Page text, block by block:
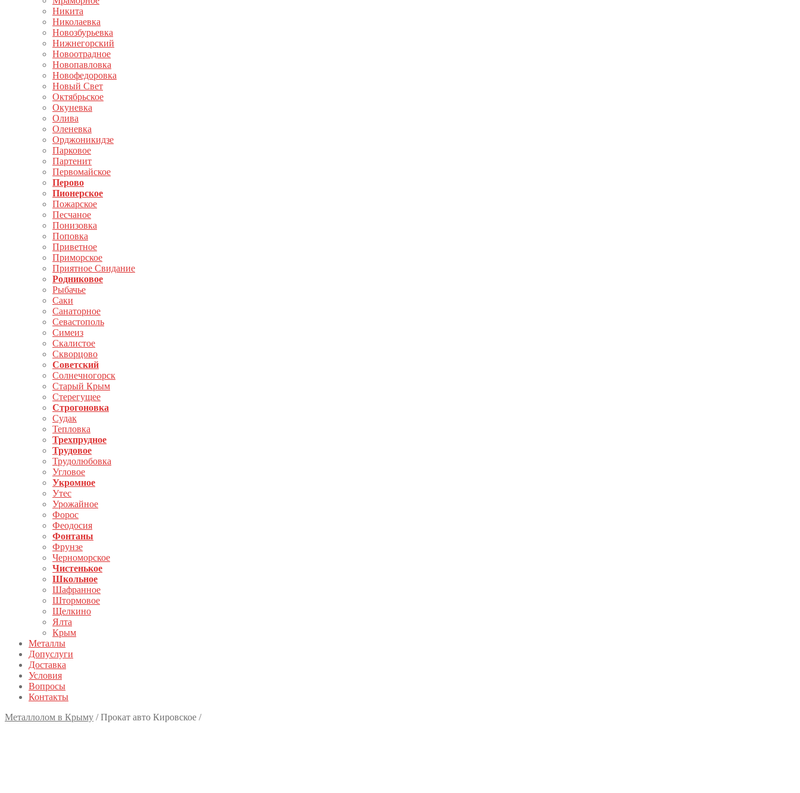
Никита
Николаевка
Новозбурьевка
Нижнегорский
Новоотрадное
Новопавловка
Новофедоровка
Новый Свет
Октябрьское
Окуневка
Олива
Оленевка
Орджоникидзе
Парковое
Партенит
Первомайское
Перово
Пионерское
Пожарское
Песчаное
Понизовка
Поповка
Приветное
Приморское
Приятное Свидание
Родниковое
Рыбачье
Саки
Санаторное
Севастополь
Симеиз
Скалистое
Скворцово
Советский
Солнечногорск
Старый Крым
Стерегущее
Строгоновка
Судак
Тепловка
Трехпрудное
Трудовое
Трудолюбовка
Угловое
Укромное
Утес
Урожайное
Форос
Феодосия
Фонтаны
Фрунзе
Черноморское
Чистенькое
Школьное
Шафранное
Штормовое
Щелкино
Ялта
Крым
Металлы
Допуслуги
Доставка
Условия
Вопросы
Контакты
Металлолом в Крыму /Прокат авто Кировское /